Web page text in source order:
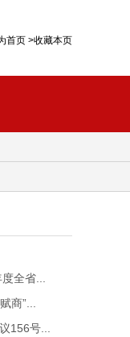
首页 >收藏本页
全省...
商”...
156号...